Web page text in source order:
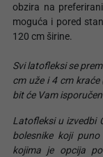
obzira na
moguća i pored
120 cm širine.
Svi latofleksi se
cm uže i 4 cm
bit će Vam
Latofleksi u izvedbi
bolesnike koji
kojima je opcija